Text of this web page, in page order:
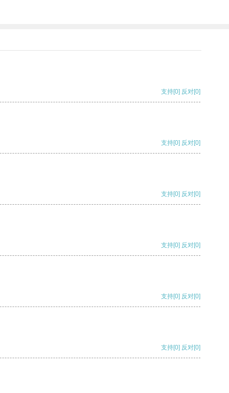
支持[0] 反对[0]
支持[0] 反对[0]
支持[0] 反对[0]
支持[0] 反对[0]
支持[0] 反对[0]
支持[0] 反对[0]